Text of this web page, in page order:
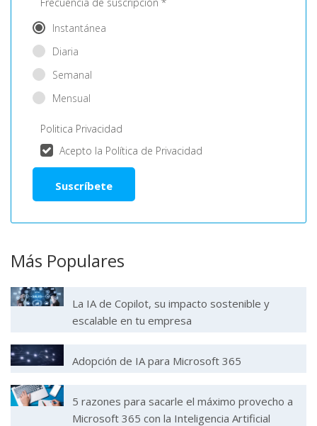
Instantánea
Diaria
Semanal
Mensual
Politica Privacidad
Acepto la Política de Privacidad
Más Populares
La IA de Copilot, su impacto sostenible y
escalable en tu empresa
Adopción de IA para Microsoft 365
5 razones para sacarle el máximo provecho a
Microsoft 365 con la Inteligencia Artificial